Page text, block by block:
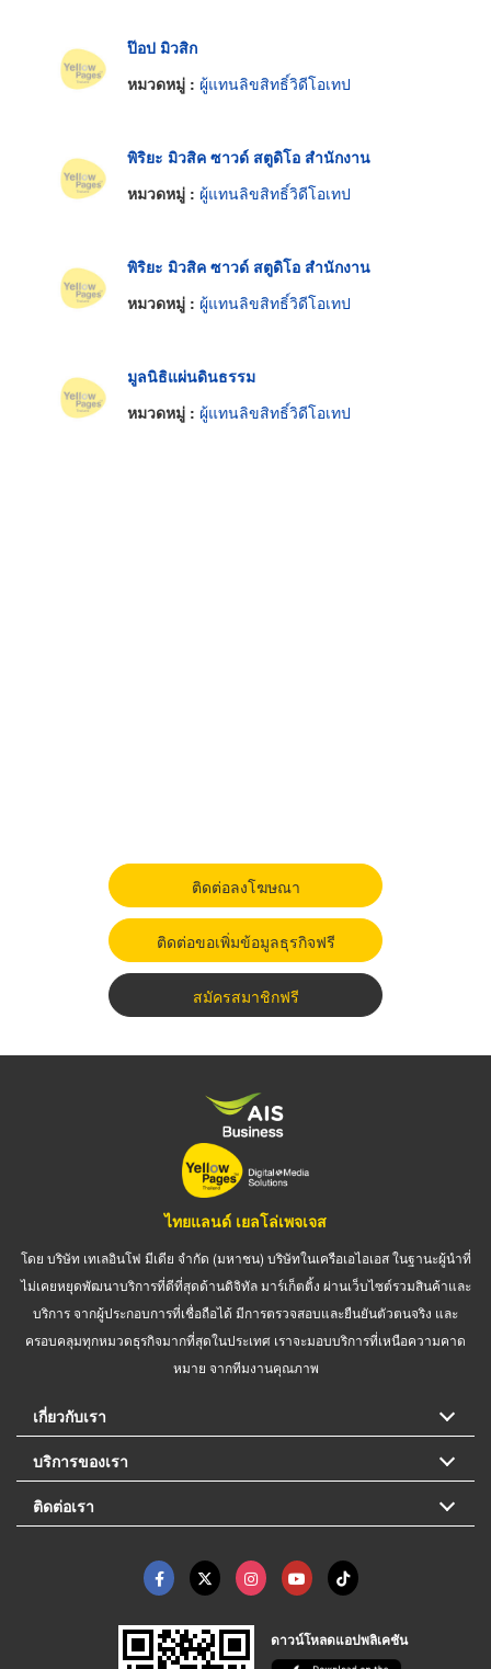
ป๊อป มิวสิก
หมวดหมู่ : ผู้แทนลิขสิทธิ์วิดีโอเทป
พิริยะ มิวสิค ซาวด์ สตูดิโอ สำนักงาน
หมวดหมู่ : ผู้แทนลิขสิทธิ์วิดีโอเทป
พิริยะ มิวสิค ซาวด์ สตูดิโอ สำนักงาน
หมวดหมู่ : ผู้แทนลิขสิทธิ์วิดีโอเทป
มูลนิธิแผ่นดินธรรม
หมวดหมู่ : ผู้แทนลิขสิทธิ์วิดีโอเทป
ติดต่อลงโฆษณา
ติดต่อขอเพิ่มข้อมูลธุรกิจฟรี
สมัครสมาชิกฟรี
ไทยแลนด์ เยลโล่เพจเจส
โดย บริษัท เทเลอินโฟ มีเดีย จำกัด (มหาชน) บริษัทในเครือเอไอเอส ในฐานะผู้นำที่
ไม่เคยหยุดพัฒนาบริการที่ดีที่สุดด้านดิจิทัล มาร์เก็ตติ้ง ผ่านเว็บไซต์รวมสินค้าและ
บริการ จากผู้ประกอบการที่เชื่อถือได้ มีการตรวจสอบและยืนยันตัวตนจริง และ
ครอบคลุมทุกหมวดธุรกิจมากที่สุดในประเทศ เราจะมอบบริการที่เหนือความคาด
หมาย จากทีมงานคุณภาพ
เกี่ยวกับเรา
บริการของเรา
ติดต่อเรา
ดาวน์โหลดแอปพลิเคชัน